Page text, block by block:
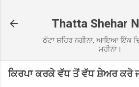
Thatta Shehar
ਠੱਟਾ ਸ਼ਹਿਰ ਨਗੀਨਾ, ਆਇਆ ਇੱਕ
ਮਹੀਨਾ।
ਕਿਰਪਾ ਕਰਕੇ ਵੱਧ ਤੋਂ ਵੱਧ ਸ਼ੇਅਰ ਕਰੋ